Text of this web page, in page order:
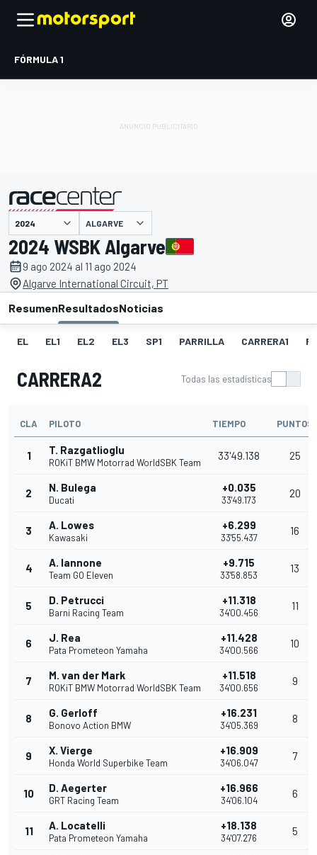
FÓRMULA 1
presentado por ALGARVE
2024 WSBK Algarve
9 ago 2024 al 11 ago 2024
Algarve International Circuit, PT
ResumenResultadosNoticias
EL EL1 EL2 EL3 SP1 PARRILLA CARRERA1
CARRERA2 Todas las estadísticas
CLA PILOTO TIEMPO PUNTOS
1 T. Razgatlioglu
ROKiT BMW Motorrad WorldSBK Team
33'49.138 25
2 N. Bulega
Ducati
+0.035
33'49.173
20
3 A. Lowes
Kawasaki
+6.299
33'55.437
16
4 A. Iannone
Team GO Eleven
+9.715
33'58.853
13
5 D. Petrucci
Barni Racing Team
+11.318
34'00.456
11
6 J. Rea
Pata Prometeon Yamaha
+11.428
34'00.566
10
7 M. van der Mark
ROKiT BMW Motorrad WorldSBK Team
+11.518
34'00.656
9
8 G. Gerloff
Bonovo Action BMW
+16.231
34'05.369
8
9 X. Vierge
Honda World Superbike Team
+16.909
34'06.047
7
10 D. Aegerter
GRT Racing Team
+16.966
34'06.104
6
11 A. Locatelli
Pata Prometeon Yamaha
+18.138
34'07.276
5